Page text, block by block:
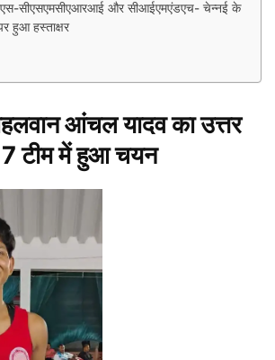
सीएसएमसीएआरआई और सीआईएमएंडएच- चेन्नई के
हुआ हस्ताक्षर
आंचल यादव का उत्तर
टीम में हुआ चयन